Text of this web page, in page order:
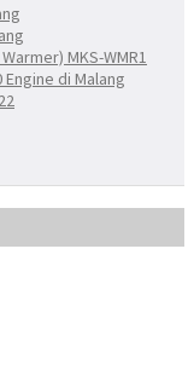
MKS-WMR1
Engine di Malang